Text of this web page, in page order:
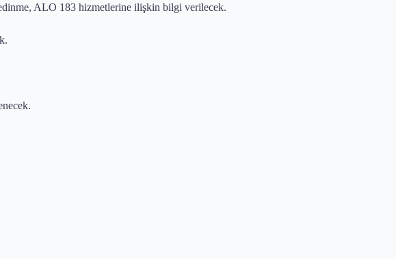
ALO 183 hizmetlerine ilişkin bilgi verilecek.